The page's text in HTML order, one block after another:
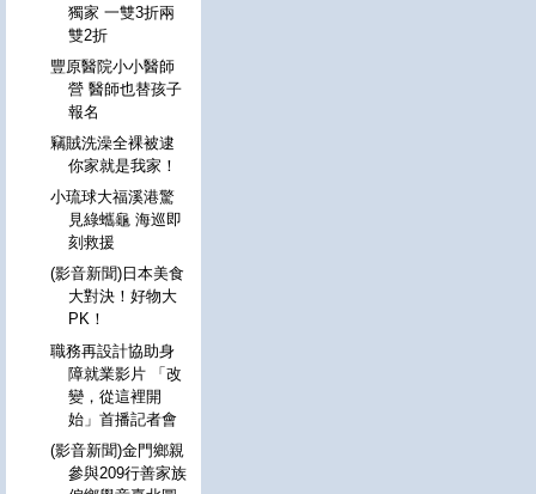
獨家 一雙3折兩
雙2折
豐原醫院小小醫師
營 醫師也替孩子
報名
竊賊洗澡全裸被逮
你家就是我家！
小琉球大福溪港驚
見綠蠵龜 海巡即
刻救援
(影音新聞)日本美食
大對決！好物大
PK！
職務再設計協助身
障就業影片 「改
變，從這裡開
始」首播記者會
(影音新聞)金門鄉親
參與209行善家族